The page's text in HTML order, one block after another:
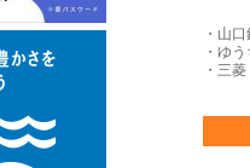
・山
・ゆ
・三